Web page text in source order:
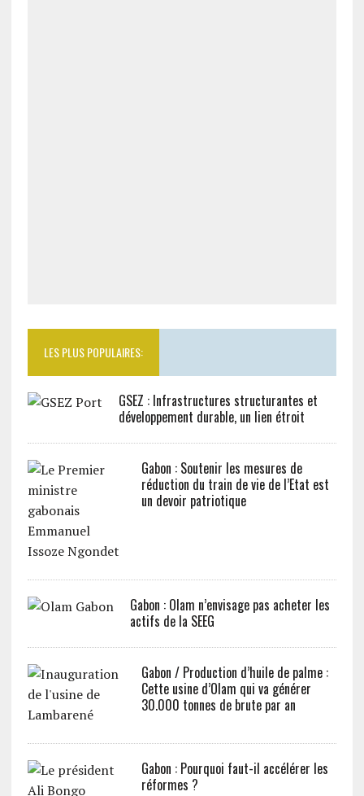
LES PLUS POPULAIRES:
GSEZ : Infrastructures structurantes et
développement durable, un lien étroit
Gabon : Soutenir les mesures de
réduction du train de vie de l’Etat est
un devoir patriotique
Gabon : Olam n’envisage pas acheter les
actifs de la SEEG
Gabon / Production d’huile de palme :
Cette usine d’Olam qui va générer
30.000 tonnes de brute par an
Gabon : Pourquoi faut-il accélérer les
réformes ?